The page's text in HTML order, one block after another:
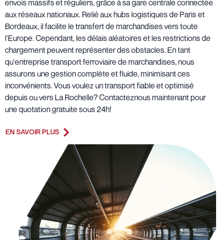
envois massifs et réguliers, grâce à sa gare centrale connectée
aux réseaux nationaux. Relié aux hubs logistiques de Paris et
Bordeaux, il facilite le transfert de marchandises vers toute
l'Europe. Cependant, les délais aléatoires et les restrictions de
chargement peuvent représenter des obstacles. En tant
qu'entreprise transport ferroviaire de marchandises, nous
assurons une gestion complète et fluide, minimisant ces
inconvénients. Vous voulez un transport fiable et optimisé
depuis ou vers La Rochelle? Contacteznous maintenant pour
une quotation gratuite sous 24h!
EN SAVOIR PLUS